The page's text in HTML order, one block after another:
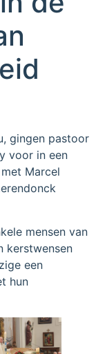
gingen pastoor
voor in een
Marcel
mensen van
kerstwensen
een
hun